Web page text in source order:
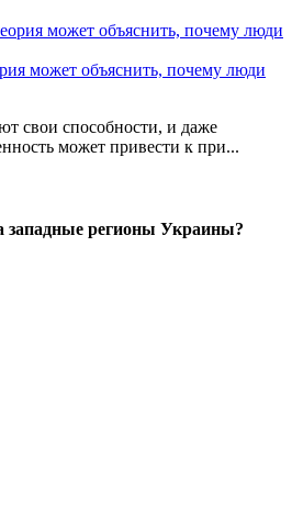
может объяснить, почему люди
свои способности, и даже
может привести к при...
западные регионы Украины?